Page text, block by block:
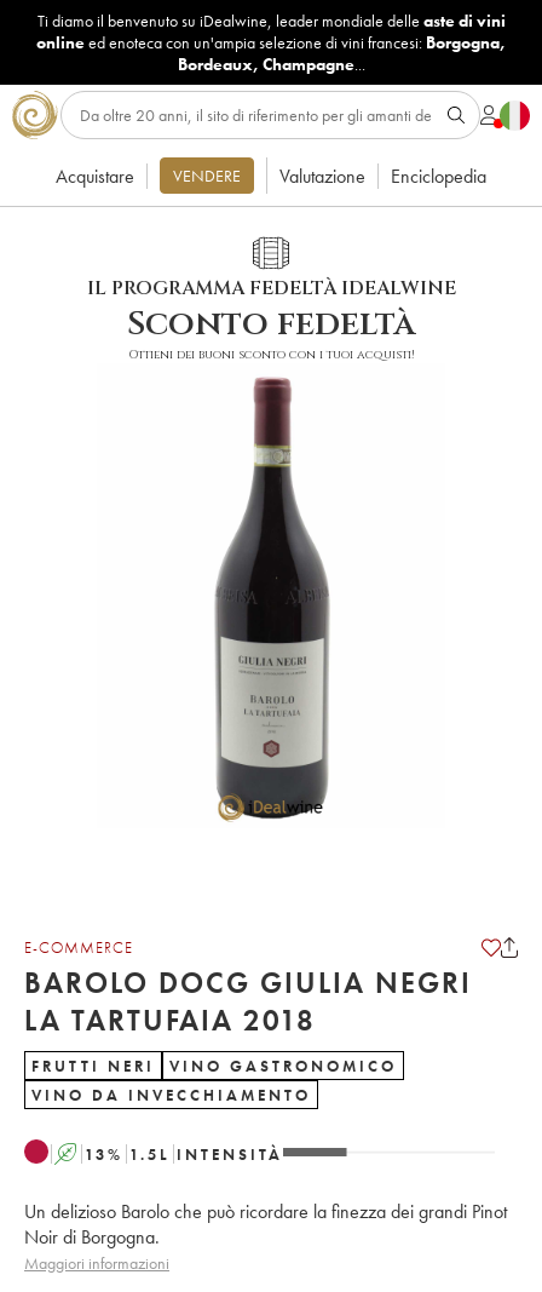
Ti diamo il benvenuto su iDealwine, leader mondiale delle aste di vini
onlineed enoteca con un'ampia selezione di vini francesi: Borgogna,
Bordeaux, Champagne...
Acquistare VENDERE Valutazione Enciclopedia
IL PROGRAMMA FEDELTÀ IDEALWINE
Sconto fedeltà
Ottieni dei buoni sconto con i tuoi acquisti!
E-COMMERCE
BAROLO DOCG GIULIA NEGRI
LA TARTUFAIA 2018
FRUTTI NERI
VINO GASTRONOMICO
VINO DA INVECCHIAMENTO
A 13% 1.5 L INTENSITÀ
Un delizioso Barolo che può ricordare la finezza dei grandi Pinot
Noir di Borgogna.
Maggiori informazioni